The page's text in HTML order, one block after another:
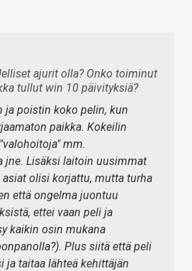
ajurit olla? Onko toiminut
tullut win 10 päivityksiä?
ja poistin koko pelin, kun
paikka. Kokeilin
mm.
jne. Lisäksi laitoin uusimmat
asiat olisi korjattu, mutta turha
että ongelma juontuu
ettei vaan peli ja
kaikin osin mukana
Plus siitä että peli
ja taitaa lähteä kehittäjän